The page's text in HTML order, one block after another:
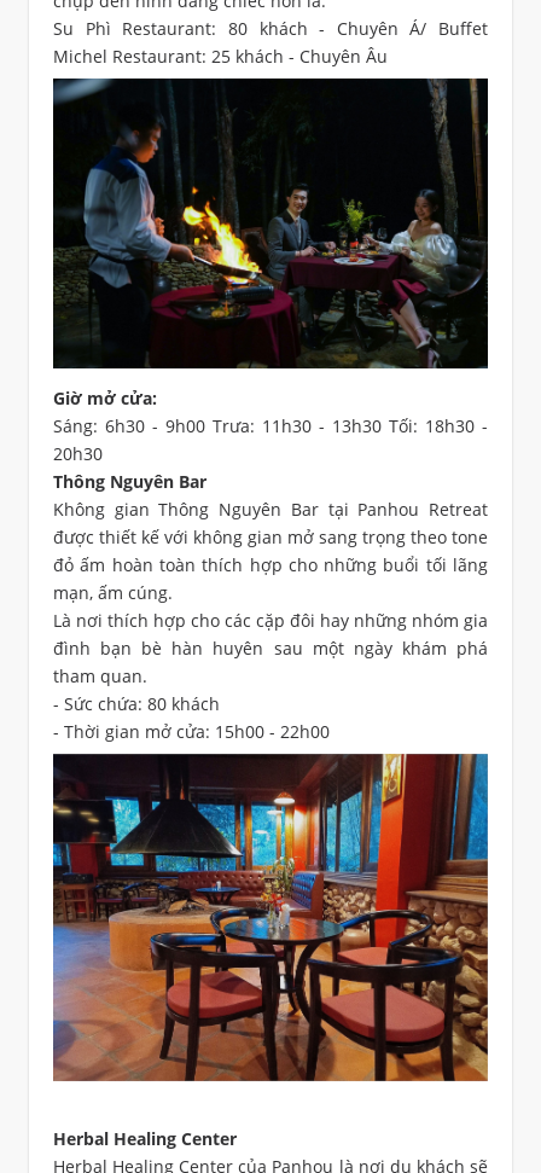
Su Phì Restaurant: 80 khách - Chuyên Á/ Buffet
Michel Restaurant: 25 khách - Chuyên Âu
Giờ mở cửa:
Sáng: 6h30 - 9h00 Trưa: 11h30 - 13h30 Tối: 18h30 -
20h30
Thông Nguyên Bar
Không gian Thông Nguyên Bar tại Panhou Retreat
được thiết kế với không gian mở sang trọng theo tone
đỏ ấm hoàn toàn thích hợp cho những buổi tối lãng
mạn, ấm cúng.
Là nơi thích hợp cho các cặp đôi hay những nhóm gia
đình bạn bè hàn huyên sau một ngày khám phá
tham quan.
- Sức chứa: 80 khách
- Thời gian mở cửa: 15h00 - 22h00
Herbal Healing Center
Herbal Healing Center của Panhou là nơi du khách sẽ